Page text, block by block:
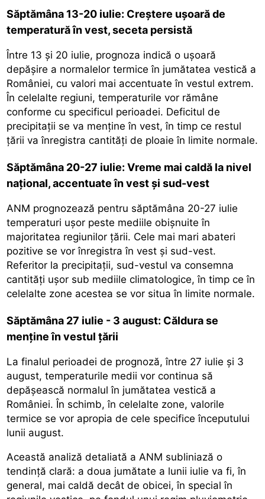
Săptămâna 13-20 iulie: Creștere ușoară de
temperatură în vest, seceta persistă
Între 13 și 20 iulie, prognoza indică o ușoară
depășire a normalelor termice în jumătatea vestică a
României, cu valori mai accentuate în vestul extrem.
În celelalte regiuni, temperaturile vor rămâne
conforme cu specificul perioadei. Deficitul de
precipitații se va menține în vest, în timp ce restul
țării va înregistra cantități de ploaie în limite normale.
Săptămâna 20-27 iulie: Vreme mai caldă la nivel
național, accentuate în vest și sud-vest
ANM prognozează pentru săptămâna 20-27 iulie
temperaturi ușor peste mediile obișnuite în
majoritatea regiunilor țării. Cele mai mari abateri
pozitive se vor înregistra în vest și sud-vest.
Referitor la precipitații, sud-vestul va consemna
cantități ușor sub mediile climatologice, în timp ce în
celelalte zone acestea se vor situa în limite normale.
Săptămâna 27 iulie - 3 august: Căldura se
menține în vestul țării
La finalul perioadei de prognoză, între 27 iulie și 3
august, temperaturile medii vor continua să
depășească normalul în jumătatea vestică a
României. În schimb, în celelalte zone, valorile
termice se vor apropia de cele specifice începutului
lunii august.
Această analiză detaliată a ANM subliniază o
tendință clară: a doua jumătate a lunii iulie va fi, în
general, mai caldă decât de obicei, în special în